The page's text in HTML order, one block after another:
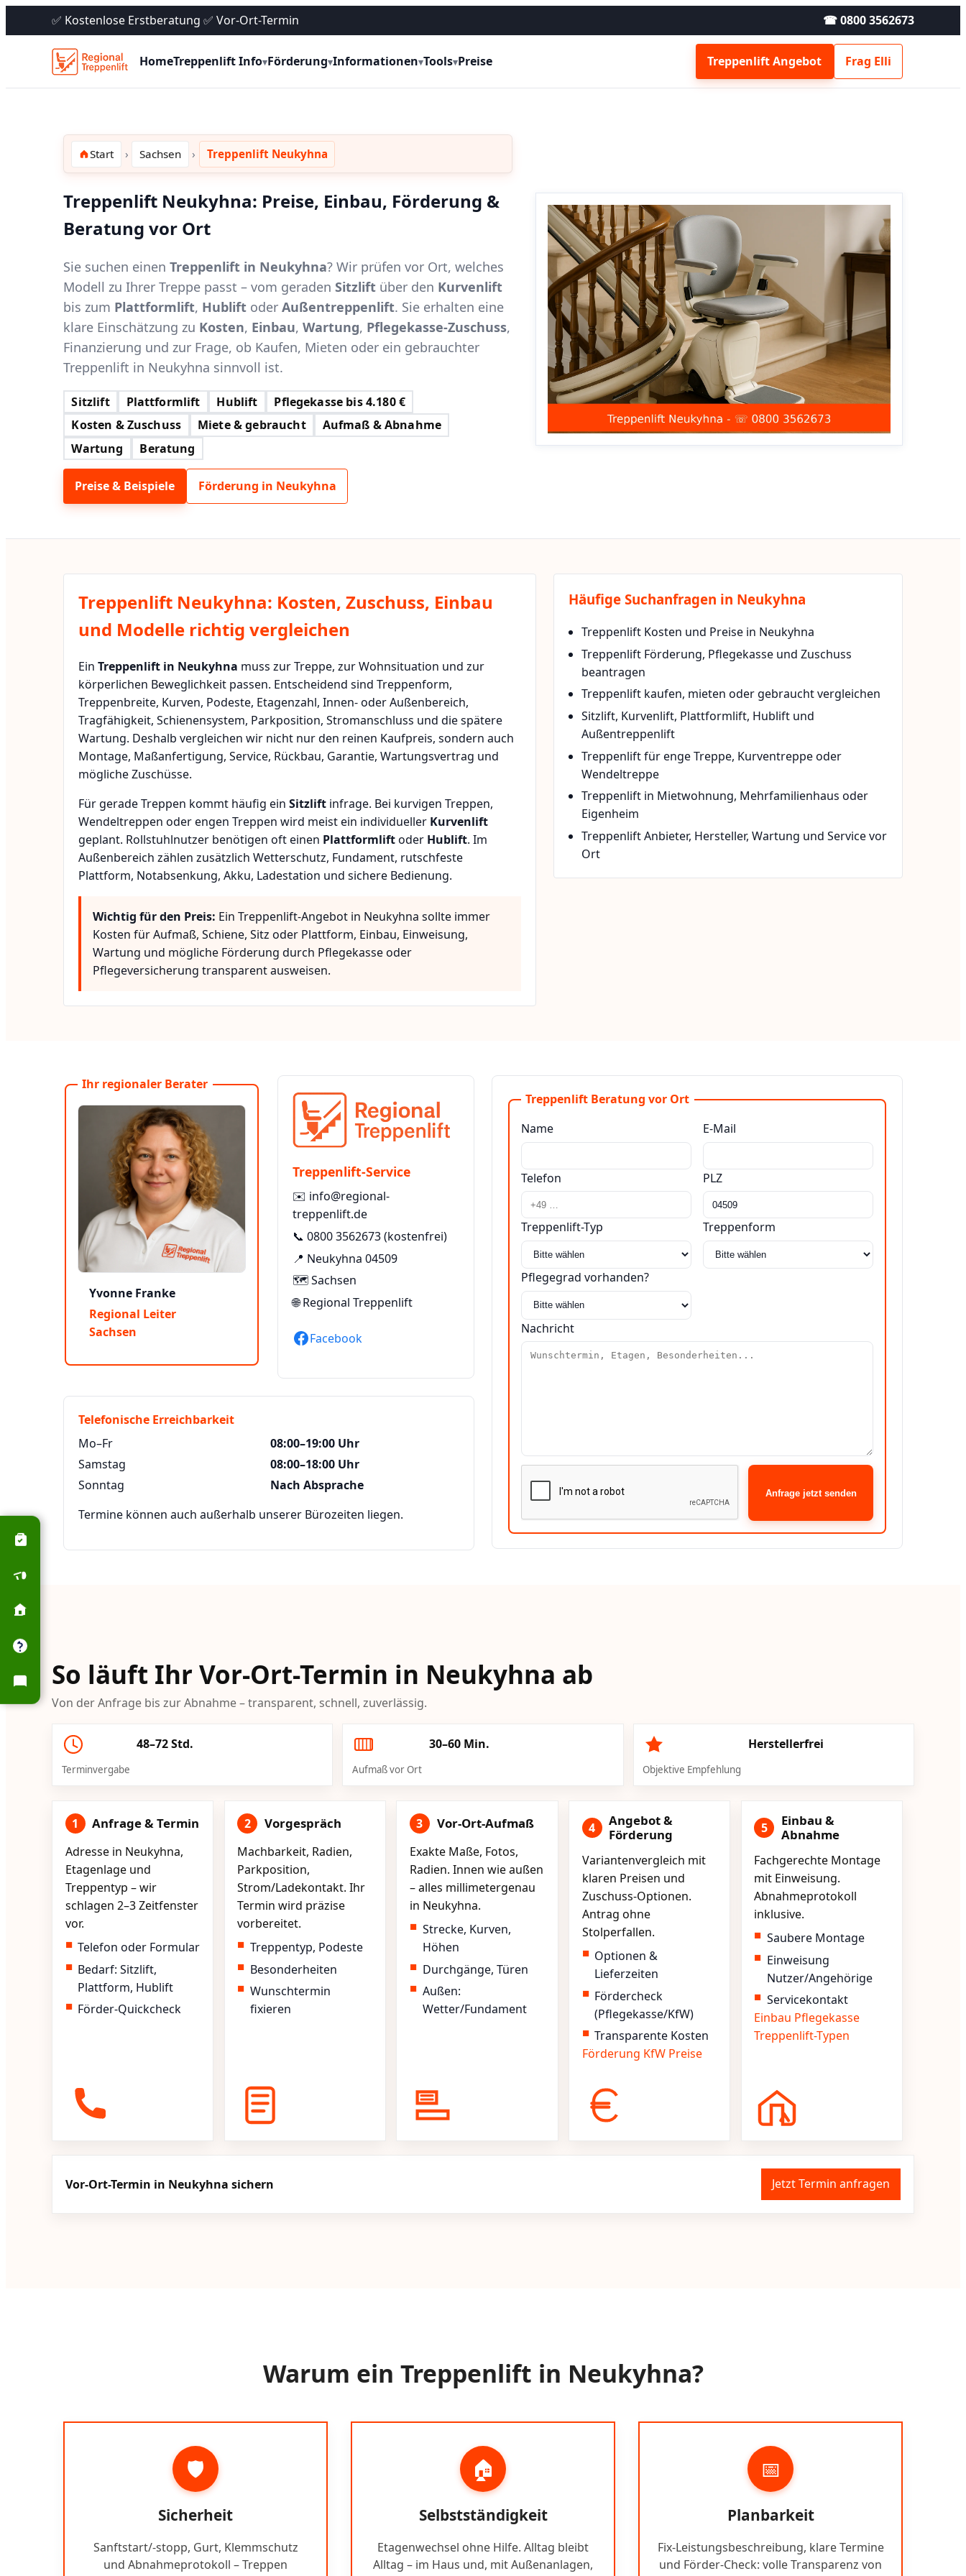
✅ Kostenlose Erstberatung ✅ Vor-Ort-Termin ☎ 0800 3562673
HomeTreppenlift Info▾Förderung▾Informationen▾Tools▾Preise Treppenlift Angebot Frag Elli
Start Sachsen Treppenlift Neukyhna
Treppenlift Neukyhna: Preise, Einbau, Förderung &
Beratung vor Ort
Sie suchen einen Treppenlift in Neukyhna? Wir prüfen vor Ort, welches
Modell zu Ihrer Treppe passt – vom geraden Sitzlift über den Kurvenlift
bis zum Plattformlift, Hublift oder Außentreppenlift. Sie erhalten eine
klare Einschätzung zu Kosten, Einbau, Wartung, Pflegekasse-Zuschuss,
Finanzierung und zur Frage, ob Kaufen, Mieten oder ein gebrauchter
Treppenlift in Neukyhna sinnvoll ist.
Sitzlift Plattformlift Hublift
Pflegekasse bis 4.180 €
Kosten & Zuschuss
Miete & gebraucht
Aufmaß & Abnahme
Wartung
Beratung
Preise & Beispiele Förderung in Neukyhna
Treppenlift Neukyhna: Kosten, Zuschuss, Einbau
und Modelle richtig vergleichen
Ein Treppenlift in Neukyhna muss zur Treppe, zur Wohnsituation und zur
körperlichen Beweglichkeit passen. Entscheidend sind Treppenform,
Treppenbreite, Kurven, Podeste, Etagenzahl, Innen- oder Außenbereich,
Tragfähigkeit, Schienensystem, Parkposition, Stromanschluss und die spätere
Wartung. Deshalb vergleichen wir nicht nur den reinen Kaufpreis, sondern auch
Montage, Maßanfertigung, Service, Rückbau, Garantie, Wartungsvertrag und
mögliche Zuschüsse.
Für gerade Treppen kommt häufig ein Sitzlift infrage. Bei kurvigen Treppen,
Wendeltreppen oder engen Treppen wird meist ein individueller Kurvenlift
geplant. Rollstuhlnutzer benötigen oft einen Plattformliftoder Hublift. Im
Außenbereich zählen zusätzlich Wetterschutz, Fundament, rutschfeste
Plattform, Notabsenkung, Akku, Ladestation und sichere Bedienung.
Wichtig für den Preis: Ein Treppenlift-Angebot in Neukyhna sollte immer
Kosten für Aufmaß, Schiene, Sitz oder Plattform, Einbau, Einweisung,
Wartung und mögliche Förderung durch Pflegekasse oder
Pflegeversicherung transparent ausweisen.
Häufige Suchanfragen in Neukyhna
Treppenlift Kosten und Preise in Neukyhna
Treppenlift Förderung, Pflegekasse und Zuschuss
beantragen
Treppenlift kaufen, mieten oder gebraucht vergleichen
Sitzlift, Kurvenlift, Plattformlift, Hublift und
Außentreppenlift
Treppenlift für enge Treppe, Kurventreppe oder
Wendeltreppe
Treppenlift in Mietwohnung, Mehrfamilienhaus oder
Eigenheim
Treppenlift Anbieter, Hersteller, Wartung und Service vor
Ort
Ihr regionaler Berater
Yvonne Franke
Regional Leiter
Sachsen
Treppenlift-Service
✉️ info@regional-
treppenlift.de
📞 0800 3562673(kostenfrei)
📍 Neukyhna 04509
🗺️ Sachsen
🌐Regional Treppenlift
Facebook
Telefonische Erreichbarkeit
Mo–Fr
08:00–19:00 Uhr
Samstag
08:00–18:00 Uhr
Sonntag
Nach Absprache
Termine können auch außerhalb unserer Bürozeiten liegen.
Treppenlift Beratung vor Ort
Name
E-Mail
Telefon PLZ
Treppenlift-Typ Treppenform
Pflegegrad vorhanden?
Nachricht
Anfrage jetzt senden
So läuft Ihr Vor-Ort-Termin in Neukyhna ab
Von der Anfrage bis zur Abnahme – transparent, schnell, zuverlässig.
48–72 Std.
Terminvergabe
30–60 Min.
Aufmaß vor Ort
Herstellerfrei
Objektive Empfehlung
1 Anfrage & Termin
Adresse in Neukyhna,
Etagenlage und
Treppentyp – wir
schlagen 2–3 Zeitfenster
vor.
Telefon oder Formular
Bedarf: Sitzlift,
Plattform, Hublift
Förder-Quickcheck
2 Vorgespräch
Machbarkeit, Radien,
Parkposition,
Strom/Ladekontakt. Ihr
Termin wird präzise
vorbereitet.
Treppentyp, Podeste
Besonderheiten
Wunschtermin
fixieren
3 Vor-Ort-Aufmaß
Exakte Maße, Fotos,
Radien. Innen wie außen
– alles millimetergenau
in Neukyhna.
Strecke, Kurven,
Höhen
Durchgänge, Türen
Außen:
Wetter/Fundament
4
Angebot &
Förderung
Variantenvergleich mit
klaren Preisen und
Zuschuss-Optionen.
Antrag ohne
Stolperfallen.
Optionen &
Lieferzeiten
Fördercheck
(Pflegekasse/KfW)
Transparente Kosten
Förderung KfW Preise
5
Einbau &
Abnahme
Fachgerechte Montage
mit Einweisung.
Abnahmeprotokoll
inklusive.
Saubere Montage
Einweisung
Nutzer/Angehörige
Servicekontakt
Einbau Pflegekasse
Treppenlift-Typen
Vor-Ort-Termin in Neukyhna sichern Jetzt Termin anfragen
Warum ein Treppenlift in Neukyhna?
🛡️
Sicherheit
Sanftstart/-stopp, Gurt, Klemmschutz
und Abnahmeprotokoll – Treppen
🏠
Selbstständigkeit
Etagenwechsel ohne Hilfe. Alltag bleibt
Alltag – im Haus und, mit Außenanlagen,
📅
Planbarkeit
Fix-Leistungsbeschreibung, klare Termine
und Förder-Check: volle Transparenz von